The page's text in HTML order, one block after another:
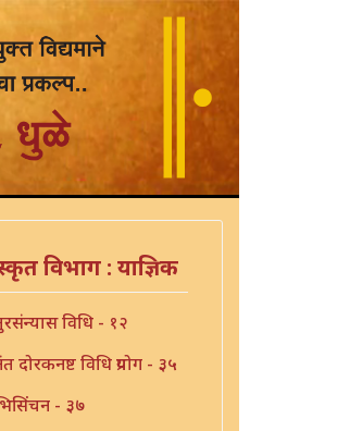
विभाग : याज्ञिक
विधि - १२
दोरकनष्ट विधि प्रयोग - ३५
- ३७